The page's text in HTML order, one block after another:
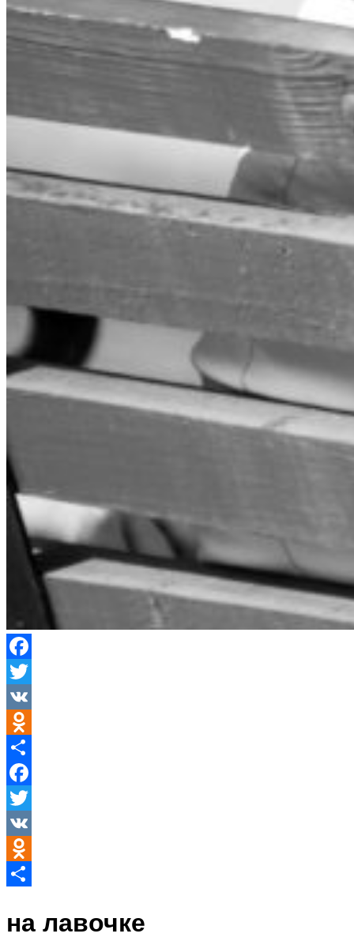
Facebook
Twitter
VK
Odnoklassniki
Отправить
Facebook
Twitter
VK
Odnoklassniki
на лавочке